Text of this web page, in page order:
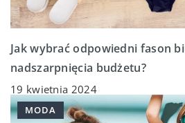
Jak wybrać odpowiedni fason
nadszarpnięcia budżetu?
19 kwietnia 2024
MODA